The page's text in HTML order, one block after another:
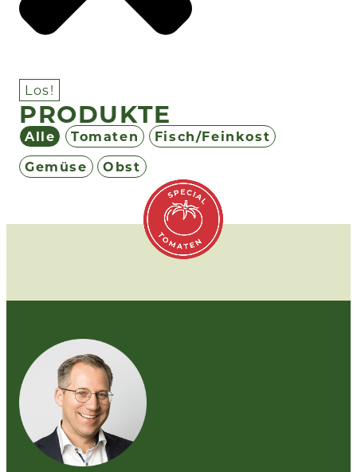
Los!
PRODUKTE
Alle Tomaten
Fisch/Feinkost
Gemüse
Obst